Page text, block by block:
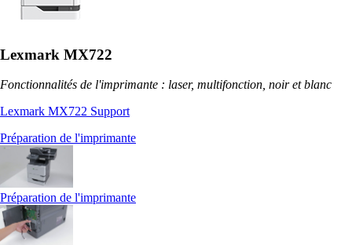
Lexmark MX722
Fonctionnalités de l'imprimante : laser, multifonction, noir et blanc
Lexmark MX722 Support
Préparation de l'imprimante
Préparation de l'imprimante